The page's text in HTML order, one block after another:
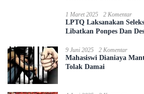
1 Maret 2025 2 Komentar
LPTQ Laksanakan
Libatkan Ponpes Dan
9 Juni 2025 2 Komentar
Mahasiswi Dianiaya
Tolak Damai